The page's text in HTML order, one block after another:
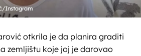
Instagram
otkrila je da planira graditi
zemljištu koje joj je darovao